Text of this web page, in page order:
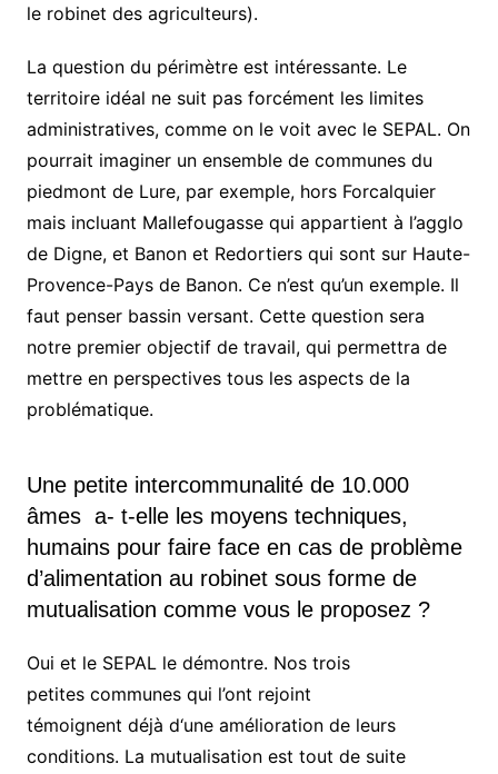
le robinet des agriculteurs).
La question du périmètre est intéressante. Le
territoire idéal ne suit pas forcément les limites
administratives, comme on le voit avec le SEPAL. On
pourrait imaginer un ensemble de communes du
piedmont de Lure, par exemple, hors Forcalquier
mais incluant Mallefougasse qui appartient à l’agglo
de Digne, et Banon et Redortiers qui sont sur Haute-
Provence-Pays de Banon. Ce n’est qu’un exemple. Il
faut penser bassin versant. Cette question sera
notre premier objectif de travail, qui permettra de
mettre en perspectives tous les aspects de la
problématique.
Une petite intercommunalité de 10.000
âmes a- t-elle les moyens techniques,
humains pour faire face en cas de problème
d’alimentation au robinet sous forme de
mutualisation comme vous le proposez ?
Oui et le SEPAL le démontre. Nos trois
petites communes qui l’ont rejoint
témoignent déjà d‘une amélioration de leurs
conditions. La mutualisation est tout de suite